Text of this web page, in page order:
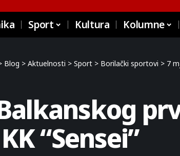
Sport Kultura Kolumne
Blog > Aktuelnosti > Sport > Borilački sportovi > 7
“Sensei”